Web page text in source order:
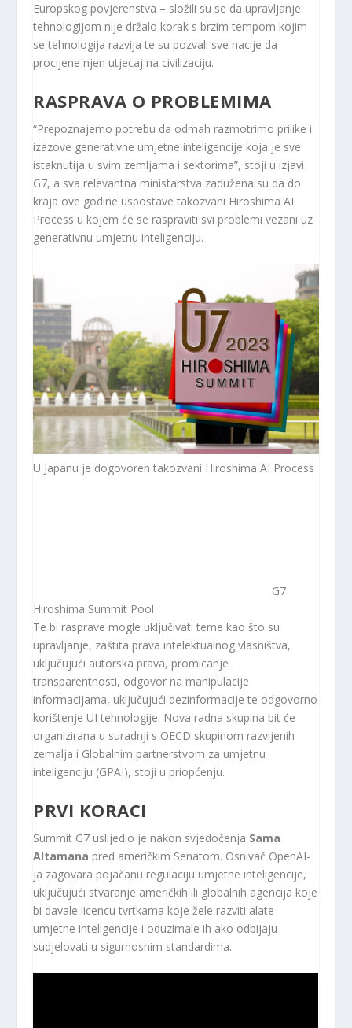
Europskog povjerenstva – složili su se da upravljanje
tehnologijom nije držalo korak s brzim tempom kojim
se tehnologija razvija te su pozvali sve nacije da
procijene njen utjecaj na civilizaciju.
RASPRAVA O PROBLEMIMA
“Prepoznajemo potrebu da odmah razmotrimo prilike i
izazove generativne umjetne inteligencije koja je sve
istaknutija u svim zemljama i sektorima”, stoji u izjavi
G7, a sva relevantna ministarstva zadužena su da do
kraja ove godine uspostave takozvani Hiroshima AI
Process u kojem će se raspraviti svi problemi vezani uz
generativnu umjetnu inteligenciju.
U Japanu je dogovoren takozvani Hiroshima AI Process
G7
Hiroshima Summit Pool
Te bi rasprave mogle uključivati ​​teme kao što su
upravljanje, zaštita prava intelektualnog vlasništva,
uključujući autorska prava, promicanje
transparentnosti, odgovor na manipulacije
informacijama, uključujući dezinformacije te odgovorno
korištenje UI tehnologije. Nova radna skupina bit će
organizirana u suradnji s OECD skupinom razvijenih
zemalja i Globalnim partnerstvom za umjetnu
inteligenciju (GPAI), stoji u priopćenju.
PRVI KORACI
Summit G7 uslijedio je nakon svjedočenja Sama
Altamana pred američkim Senatom. Osnivač OpenAI-
ja zagovara pojačanu regulaciju umjetne inteligencije,
uključujući stvaranje američkih ili globalnih agencija koje
bi davale licencu tvrtkama koje žele razviti alate
umjetne inteligencije i oduzimale ih ako odbijaju
sudjelovati u sigurnosnim standardima.